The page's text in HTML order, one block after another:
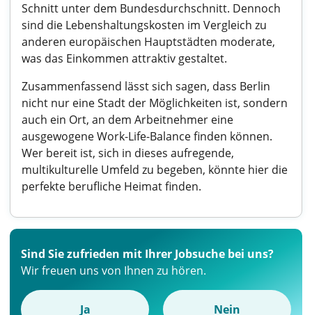
Schnitt unter dem Bundesdurchschnitt. Dennoch
sind die Lebenshaltungskosten im Vergleich zu
anderen europäischen Hauptstädten moderate,
was das Einkommen attraktiv gestaltet.
Zusammenfassend lässt sich sagen, dass Berlin
nicht nur eine Stadt der Möglichkeiten ist, sondern
auch ein Ort, an dem Arbeitnehmer eine
ausgewogene Work-Life-Balance finden können.
Wer bereit ist, sich in dieses aufregende,
multikulturelle Umfeld zu begeben, könnte hier die
perfekte berufliche Heimat finden.
Sind Sie zufrieden mit Ihrer Jobsuche bei uns?
Wir freuen uns von Ihnen zu hören.
Ja Nein